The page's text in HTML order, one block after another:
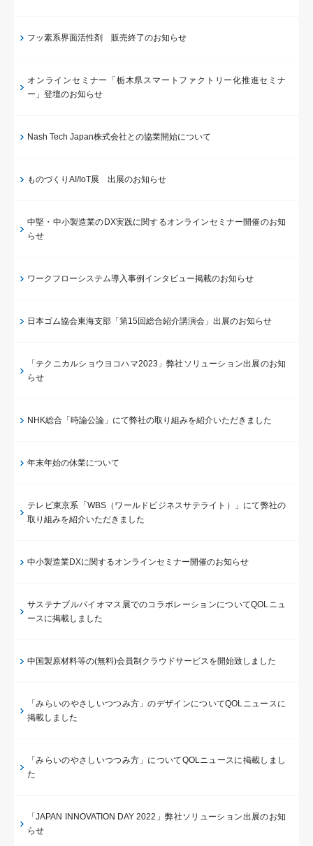
フッ素系界面活性剤 販売終了のお知らせ
オンラインセミナー「栃木県スマートファクトリー化推進セミナ
ー」登壇のお知らせ
Nash Tech Japan株式会社との協業開始について
ものづくりAI/IoT展 出展のお知らせ
中堅・中小製造業のDX実践に関するオンラインセミナー開催のお知
らせ
ワークフローシステム導入事例インタビュー掲載のお知らせ
日本ゴム協会東海支部「第15回総合紹介講演会」出展のお知らせ
「テクニカルショウヨコハマ2023」弊社ソリューション出展のお知
らせ
NHK総合「時論公論」にて弊社の取り組みを紹介いただきました
年末年始の休業について
テレビ東京系「WBS（ワールドビジネスサテライト）」にて弊社の
取り組みを紹介いただきました
中小製造業DXに関するオンラインセミナー開催のお知らせ
サステナブルバイオマス展でのコラボレーションについてQOLニュ
ースに掲載しました
中国製原材料等の(無料)会員制クラウドサービスを開始致しました
「みらいのやさしいつつみ方」のデザインについてQOLニュースに
掲載しました
「みらいのやさしいつつみ方」についてQOLニュースに掲載しまし
た
「JAPAN INNOVATION DAY 2022」弊社ソリューション出展のお知
らせ